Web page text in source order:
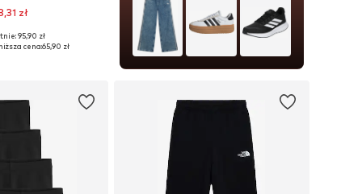
zł
95,90 zł
cena:65,90 zł